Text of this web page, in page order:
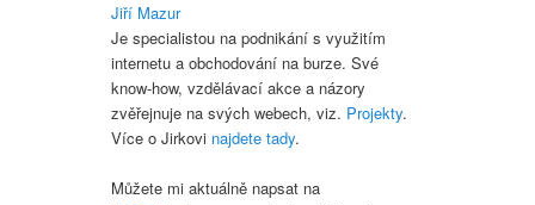
Jiří Mazur
Je specialistou na podnikání s využitím
internetu a obchodování na burze. Své
know-how, vzdělávací akce a názory
zvěřejnuje na svých webech, viz. Projekty.
Více o Jirkovi najdete tady.
Můžete mi aktuálně napsat na